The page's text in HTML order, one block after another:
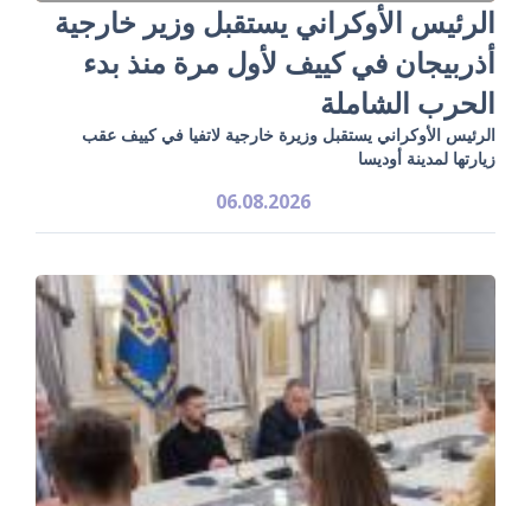
الرئيس الأوكراني يستقبل وزير خارجية
أذربيجان في كييف لأول مرة منذ بدء
الحرب الشاملة
الرئيس الأوكراني يستقبل وزيرة خارجية لاتفيا في كييف عقب
زيارتها لمدينة أوديسا
06.08.2026